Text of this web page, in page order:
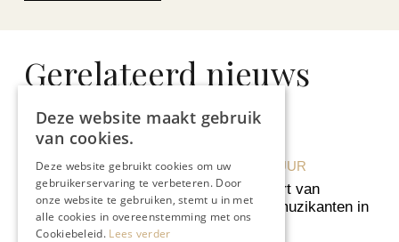
Gerelateerd nieuws
KUNST & CULTUUR
Jubileumconcert van
Limburgse topmuzikanten in
Hasselt
Deze website maakt gebruik
van cookies.
Deze website gebruikt cookies om uw
gebruikerservaring te verbeteren. Door
onze website te gebruiken, stemt u in met
alle cookies in overeenstemming met ons
Cookiebeleid. Lees verder